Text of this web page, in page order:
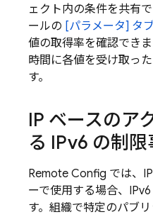
ェクト内の条件を共有で
ールの [パラメータ] タ
値の取得率を確認でき
時間に各値を受け取っ
す。
IP ベースのア
る IPv6 の制限
Remote Config では、
ーで使用する場合、
す。組織で特定のパブ